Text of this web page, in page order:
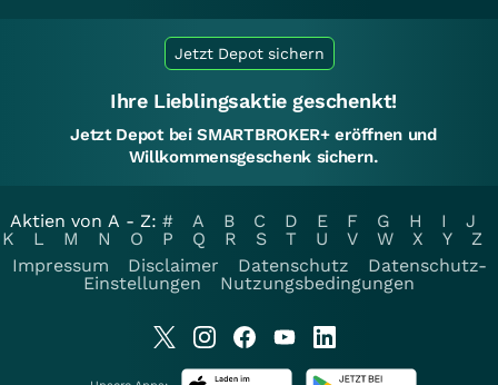
Jetzt Depot sichern
Ihre Lieblingsaktie geschenkt!
Jetzt Depot bei SMARTBROKER+ eröffnen und
Willkommensgeschenk sichern.
Aktien von A - Z: # A B C D E F G H I
J
K
L M N O P Q R S T U V W X Y
Z
Impressum
Disclaimer Datenschutz
Datenschutz-
Einstellungen
Nutzungsbedingungen